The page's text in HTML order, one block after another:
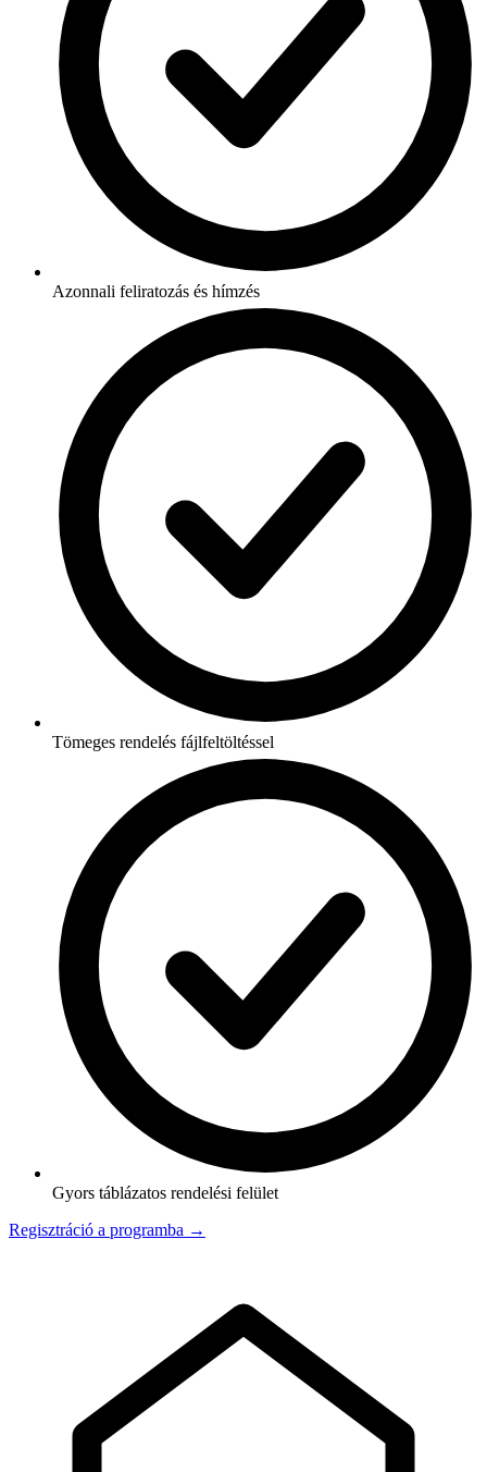
Azonnali feliratozás és hímzés
Tömeges rendelés fájlfeltöltéssel
Gyors táblázatos rendelési felület
Regisztráció a programba →